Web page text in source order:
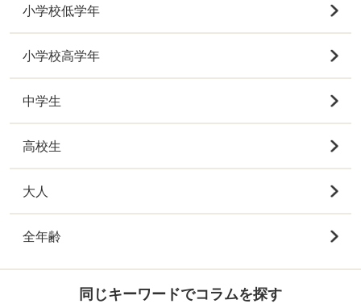
小学校低学年
小学校高学年
中学生
高校生
大人
全年齢
同じキーワードでコラムを探す